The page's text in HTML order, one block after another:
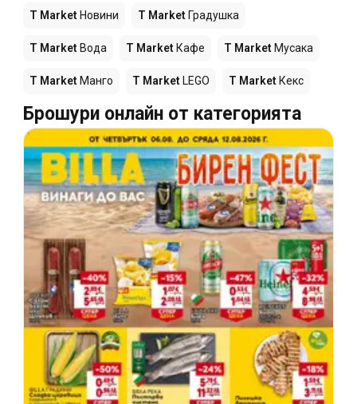
T Market Новини T Market Градушка
T Market Вода T Market Кафе T Market Мусака
T Market Манго T Market LEGO T Market Кекс
Брошури онлайн от категорията